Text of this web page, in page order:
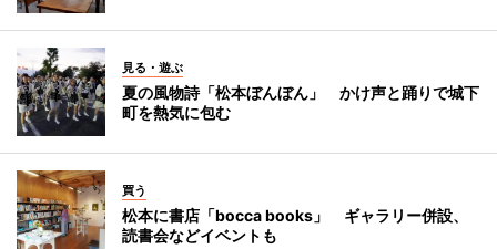
見る・遊ぶ
夏の風物詩「松本ぼんぼん」 かけ声と踊りで城下
町を熱気に包む
買う
松本に書店「bocca books」 ギャラリー併設、
読書会などイベントも